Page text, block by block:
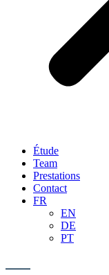
Étude
Team
Prestations
Contact
FR
EN
DE
PT